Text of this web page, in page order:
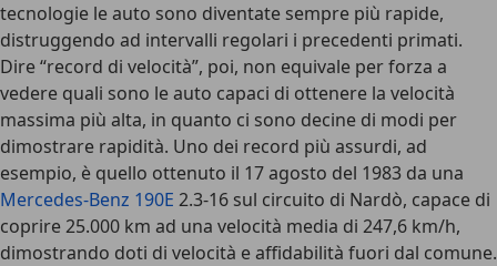
tecnologie le auto sono diventate sempre più rapide,
distruggendo ad intervalli regolari i precedenti primati.
Dire “record di velocità”, poi, non equivale per forza a
vedere quali sono le auto capaci di ottenere la velocità
massima più alta, in quanto ci sono decine di modi per
dimostrare rapidità. Uno dei record più assurdi, ad
esempio, è quello ottenuto il 17 agosto del 1983 da una
Mercedes-Benz 190E 2.3-16 sul circuito di Nardò, capace di
coprire 25.000 km ad una velocità media di 247,6 km/h,
dimostrando doti di velocità e affidabilità fuori dal comune.